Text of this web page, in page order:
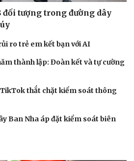
đối tượng trong đường dây
ro trẻ em kết bạn với AI
thành lập: Đoàn kết và tự cường
TikTok thắt chặt kiểm soát thông
Ban Nha áp đặt kiểm soát biên